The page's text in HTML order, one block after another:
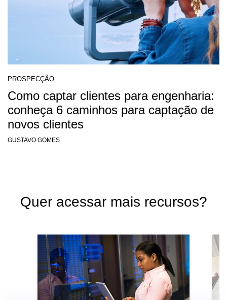
PROSPECÇÃO
Como captar clientes para engenharia:
conheça 6 caminhos para captação de
novos clientes
GUSTAVO GOMES
Quer acessar mais recursos?